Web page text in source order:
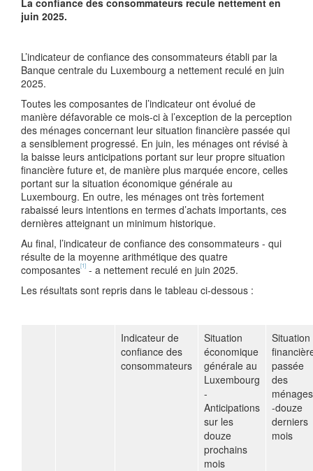
La confiance des consommateurs recule nettement en
juin 2025.
L’indicateur de confiance des consommateurs établi par la
Banque centrale du Luxembourg a nettement reculé en juin
2025.
Toutes les composantes de l’indicateur ont évolué de
manière défavorable ce mois-ci à l’exception de la perception
des ménages concernant leur situation financière passée qui
a sensiblement progressé. En juin, les ménages ont révisé à
la baisse leurs anticipations portant sur leur propre situation
financière future et, de manière plus marquée encore, celles
portant sur la situation économique générale au
Luxembourg. En outre, les ménages ont très fortement
rabaissé leurs intentions en termes d’achats importants, ces
dernières atteignant un minimum historique.
Au final, l’indicateur de confiance des consommateurs - qui
résulte de la moyenne arithmétique des quatre
composantes[1] - a nettement reculé en juin 2025.
Les résultats sont repris dans le tableau ci-dessous :
Indicateur de
confiance des
consommateurs
Situation
économique
générale au
Luxembourg
-
Anticipations
sur les
douze
prochains
mois
Situation
passée
des
ménages
-douze
derniers
mois